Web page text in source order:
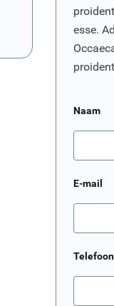
esse.
Naam
E-mail